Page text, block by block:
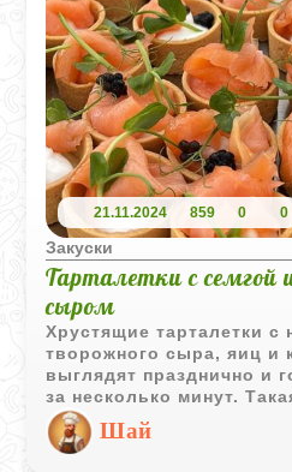
21.11.2024 859 0 0
Закуски
Тарталетки с
сыром
Хрустящие тарталетки с
творожного сыра, яиц и
выглядят празднично и
за несколько минут.
подходит для фуршета,
или новогоднего стола.
Шай